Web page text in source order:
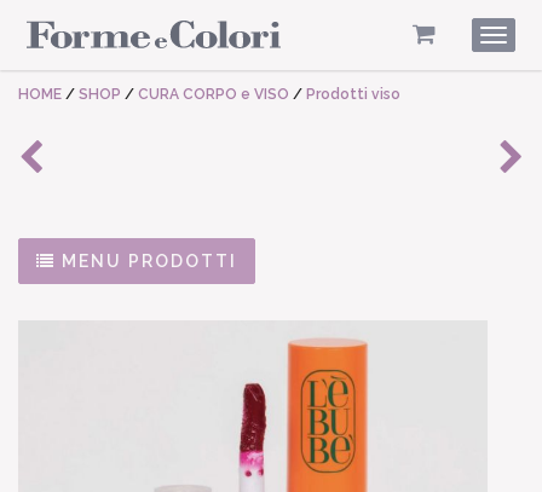
HOME / SHOP / CURA CORPO e VISO / Prodotti viso
MENU PRODOTTI